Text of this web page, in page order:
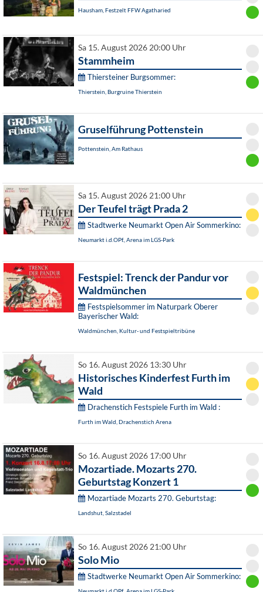
Hausham, Festzelt FFW Agatharied
Sa 15. August 2026 20:00 Uhr
Stammheim
Thiersteiner Burgsommer:
Thierstein, Burgruine Thierstein
Gruselführung Pottenstein
Pottenstein, Am Rathaus
Sa 15. August 2026 21:00 Uhr
Der Teufel trägt Prada 2
Stadtwerke Neumarkt Open Air Sommerkino:
Neumarkt i.d.OPf., Arena im LGS-Park
Festspiel: Trenck der Pandur vor
Waldmünchen
Festspielsommer im Naturpark Oberer
Bayerischer Wald:
Waldmünchen, Kultur- und Festspieltribüne
So 16. August 2026 13:30 Uhr
Historisches Kinderfest Furth im
Wald
Drachenstich Festspiele Furth im Wald :
Furth im Wald, Drachenstich Arena
So 16. August 2026 17:00 Uhr
Mozartiade. Mozarts 270.
Geburtstag Konzert 1
Mozartiade Mozarts 270. Geburtstag:
Landshut, Salzstadel
So 16. August 2026 21:00 Uhr
Solo Mio
Stadtwerke Neumarkt Open Air Sommerkino: